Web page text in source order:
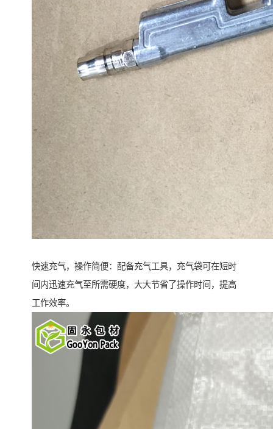
快速充气，操作简便：配备充气工具，充气袋可在短时
间内迅速充气至所需硬度，大大节省了操作时间，提高
工作效率。